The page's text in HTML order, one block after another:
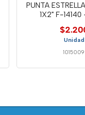
PUNTA
1X2" F-14140
Unidad
1015009